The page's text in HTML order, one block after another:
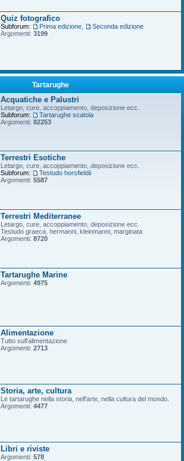
Quiz fotografico
Subforum: Prima edizione
Seconda edizione
Argomenti: 3199
Tartarughe
Acquatiche e Palustri
Letargo, cure, accoppiamento, deposizione ecc.
Subforum:
Tartarughe scatola
Argomenti: 82253
Terrestri Esotiche
Letargo, cure, accoppiamento, deposizione ecc.
Subforum:
Testudo horsfieldii
Argomenti: 5587
Terrestri Mediterranee
Letargo, cure, accoppiamento, deposizione ecc.
Testudo graeca, hermanni, kleinmanni, marginata
Argomenti: 8720
Tartarughe Marine
Argomenti: 4975
Alimentazione
Tutto sull'alimentazione
Argomenti: 2713
Storia, arte, cultura
Le tartarughe nella storia, nell'arte, nella cultura del mondo.
Argomenti: 4477
Libri e riviste
Argomenti: 578